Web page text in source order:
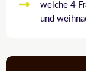
welche 4
und